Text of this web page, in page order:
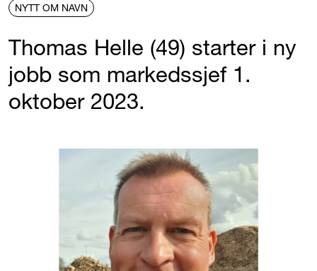
NYTT OM NAVN
Thomas Helle (49) starter i ny
jobb som markedssjef 1.
oktober 2023.